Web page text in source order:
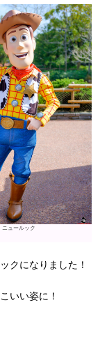
ニュールック
クになりました！
いい姿に！